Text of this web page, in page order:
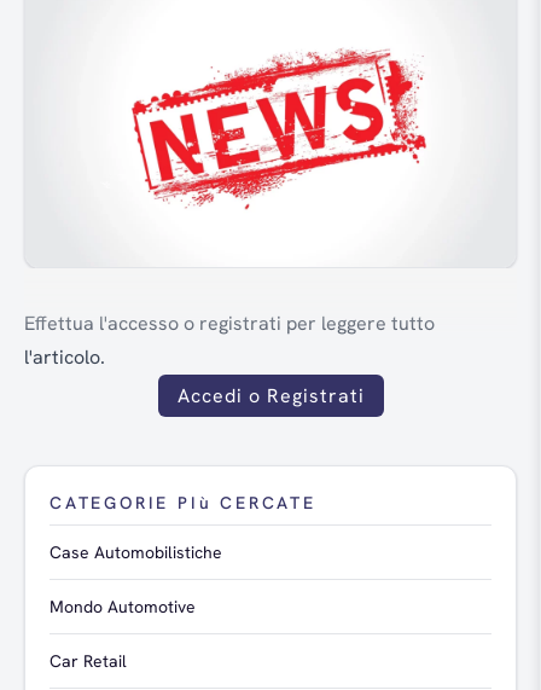
Effettua l'accesso o registrati per leggere tutto
l'articolo.
Accedi o Registrati
CATEGORIE PIù CERCATE
Case Automobilistiche
Mondo Automotive
Car Retail